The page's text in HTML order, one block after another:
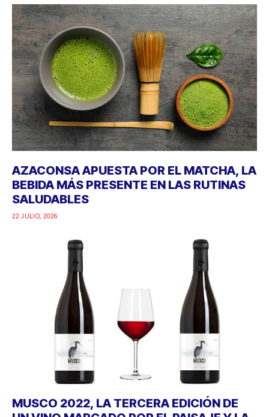
AZACONSA APUESTA POR EL MATCHA, LA
BEBIDA MÁS PRESENTE EN LAS RUTINAS
SALUDABLES
22 JULIO, 2026
MUSCO 2022, LA TERCERA EDICIÓN DE